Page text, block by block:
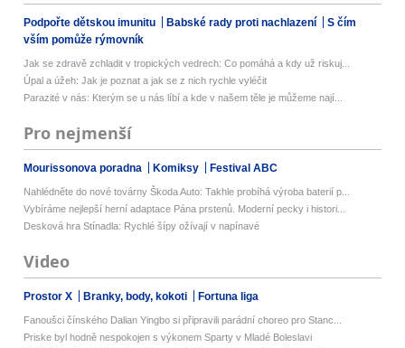
Podpořte dětskou imunitu Babské rady proti nachlazení
S čím
vším pomůže rýmovník
Jak se zdravě zchladit v tropických vedrech: Co pomáhá a kdy už riskuj...
Úpal a úžeh: Jak je poznat a jak se z nich rychle vyléčit
Parazité v nás: Kterým se u nás líbí a kde v našem těle je můžeme nají...
Pro nejmenší
Mourissonova poradna Komiksy Festival ABC
Nahlédněte do nové továrny Škoda Auto: Takhle probíhá výroba baterií p...
Vybíráme nejlepší herní adaptace Pána prstenů. Moderní pecky i histori...
Desková hra Stínadla: Rychlé šípy ožívají v napínavé
Video
Prostor X Branky, body, kokoti Fortuna liga
Fanoušci čínského Dalian Yingbo si připravili parádní choreo pro Stanc...
Priske byl hodně nespokojen s výkonem Sparty v Mladé Boleslavi